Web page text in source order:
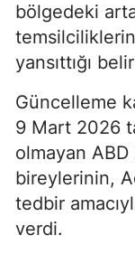
bölgedeki
yansıttığı
Güncelleme
9 Mart 2026
olmayan
bireylerinin,
tedbir
verdi.